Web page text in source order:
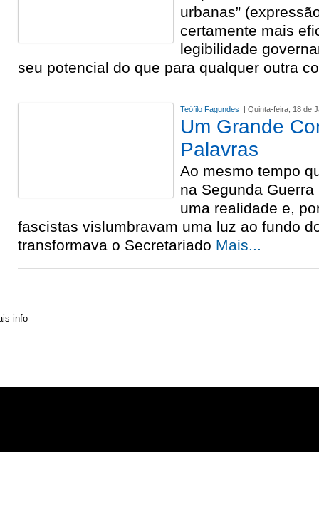
urbanas”
certamente mais
legibilidade
seu potencial do que para qualquer outra
Teófilo Fagundes | Quinta-feira, 18 de
Um Grande
Palavras
Ao mesmo tempo
na Segunda
uma realidade e,
fascistas vislumbravam uma luz ao fundo
transformava o Secretariado Mais...